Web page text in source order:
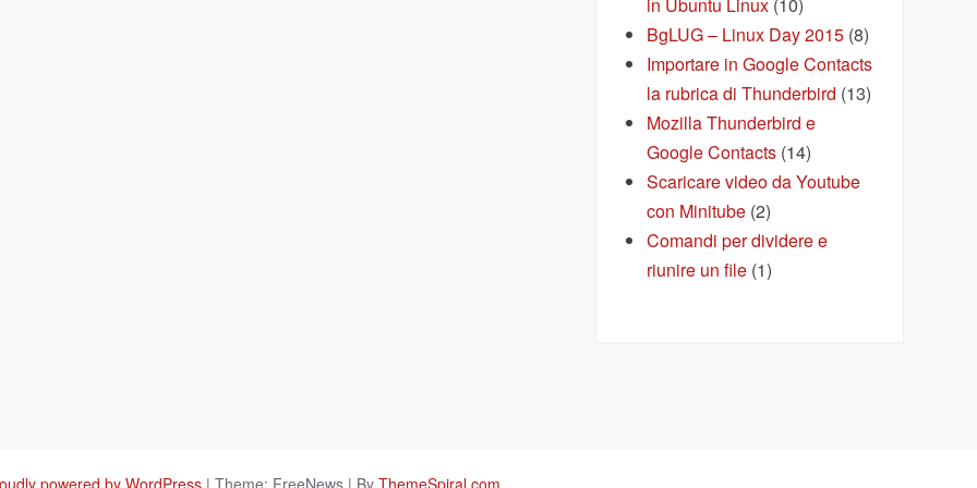
BgLUG – Linux Day 2015 (8)
Importare in Google Contacts
la rubrica di Thunderbird (13)
Mozilla Thunderbird e
Google Contacts (14)
Scaricare video da Youtube
con Minitube (2)
Comandi per dividere e
riunire un file (1)